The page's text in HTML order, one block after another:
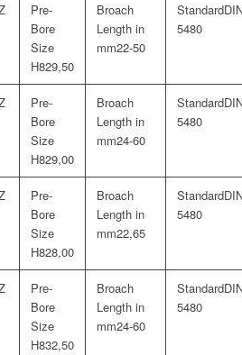
29,50
22-50
5480
29,00
24-60
5480
28,00
22,65
5480
32,50
24-60
5480